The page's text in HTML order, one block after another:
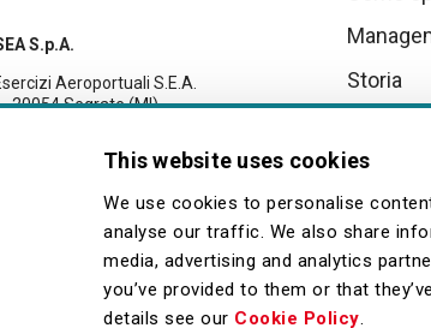
This website uses cookies
We use cookies to personalise
analyse our traffic. We also share
media, advertising and analytics
you’ve provided to them or that
details see our Cookie Policy.
S.p.A.
Aeroportuali S.E.A.
20054 Segrate (MI)
euro fully paid-up
Storia
Quality